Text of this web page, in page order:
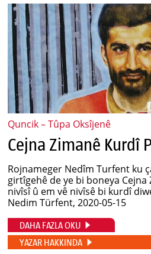
Quncik – Tûpa Oksîjenê
Cejna Zimanê Kurdî
Rojnameger Nedîm Turfent ku
girtîgehê de ye bi boneya
nivîsî û em vê nivîsê bi kurdî
Nedim Türfent, 2020-05-15
DAHA FAZLA OKU
YAZAR HAKKINDA